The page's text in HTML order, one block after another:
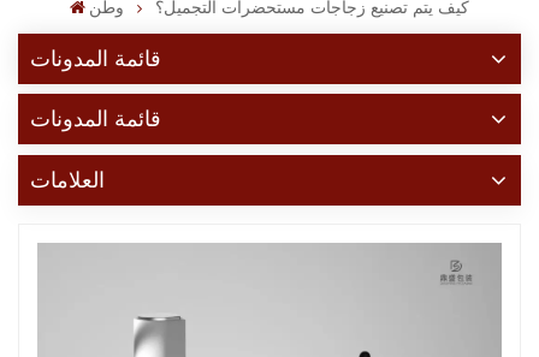
وطن كيف يتم تصنيع زجاجات مستحضرات التجميل؟
قائمة المدونات
قائمة المدونات
العلامات